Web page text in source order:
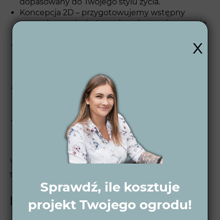
Koncepcja 2D – przygotowujemy wstępny
rysunek ogrodu, który pokazuje rozmieszczenie
opracowujemy wizualizacje 3D, które pokazują,
Projekt wykonawczy 2D – przygotowujemy
szczegółowe plany techniczne, które stanowią
podstawę do realizacji ogrodu.
Wsparcie po projektowe – oferujemy pomoc i
doradztwo po zakończeniu projektu, aby Twój
ogród cieszył Cię przez długie lata.
Więcej informacji o naszym procesie znajdziesz
tutaj 👉
Projekt ogrodu w Kruszwicy
x
Sprawdź, ile kosztuje
projekt Twojego ogrodu!